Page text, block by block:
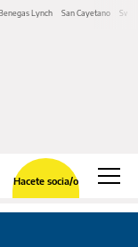
Lynch San Cayetano
Hacete socia/o